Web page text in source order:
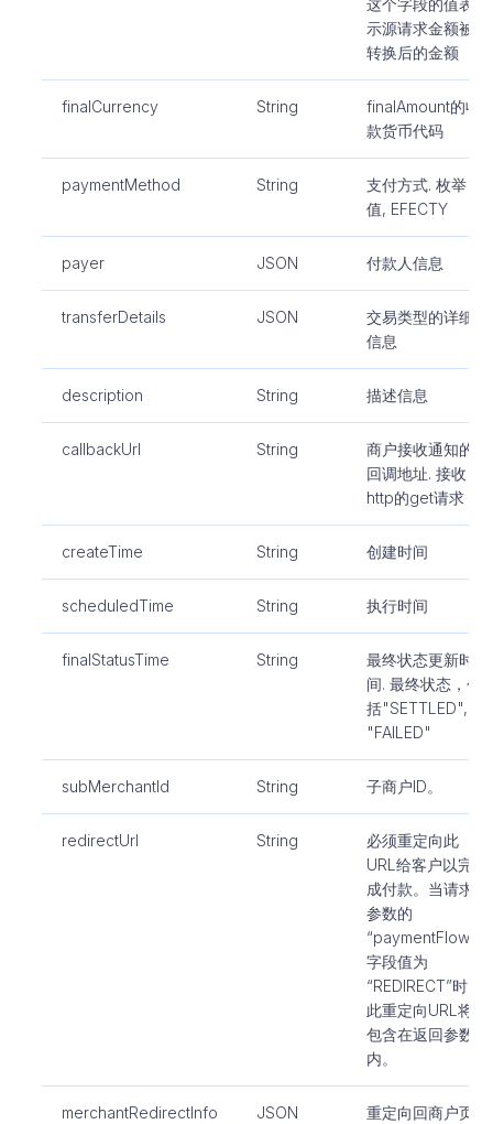
这个字段的值表
示源请求金额被
转换后的金额
finalCurrency String
finalAmount的收
款货币代码
paymentMethod String
支付方式. 枚举
值, EFECTY
payer JSON 付款人信息
transferDetails JSON
交易类型的详细
信息
description String 描述信息
callbackUrl String
商户接收通知的
回调地址. 接收
http的get请求
createTime String 创建时间
scheduledTime String 执行时间
finalStatusTime String
最终状态更新时
间. 最终状态，包
括"SETTLED",
"FAILED"
subMerchantId String 子商户ID。
redirectUrl String
必须重定向此
URL给客户以完
成付款。当请求
参数的
“paymentFlow”
字段值为
“REDIRECT”时，
此重定向URL将
包含在返回参数
内。
merchantRedirectInfo JSON
重定向回商户页